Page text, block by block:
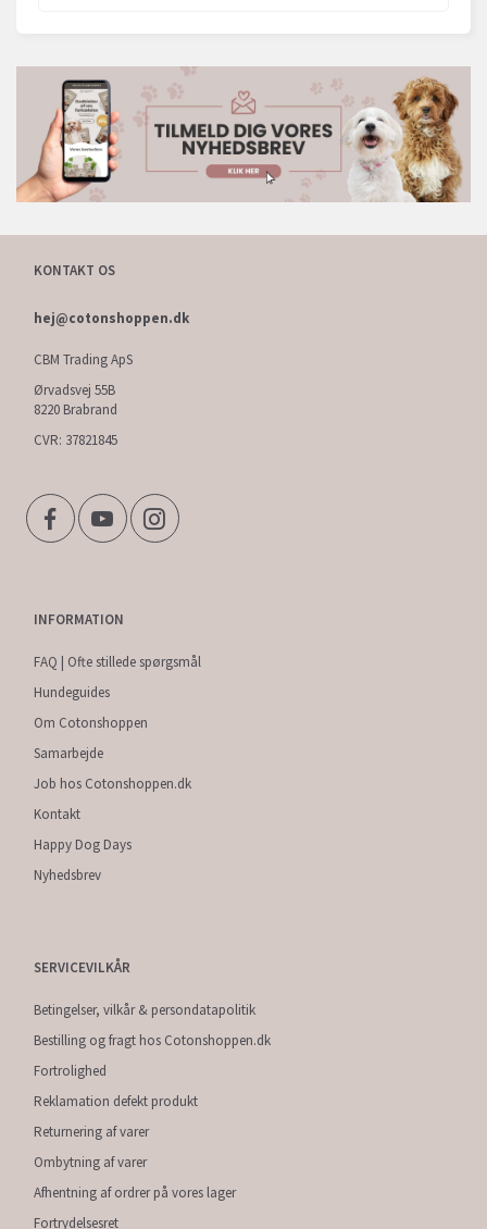
KONTAKT OS
hej@cotonshoppen.dk
CBM Trading ApS
Ørvadsvej 55B
8220 Brabrand
CVR: 37821845
INFORMATION
FAQ | Ofte stillede spørgsmål
Hundeguides
Om Cotonshoppen
Samarbejde
Job hos Cotonshoppen.dk
Kontakt
Happy Dog Days
Nyhedsbrev
SERVICEVILKÅR
Betingelser, vilkår & persondatapolitik
Bestilling og fragt hos Cotonshoppen.dk
Fortrolighed
Reklamation defekt produkt
Returnering af varer
Ombytning af varer
Afhentning af ordrer på vores lager
Fortrydelsesret